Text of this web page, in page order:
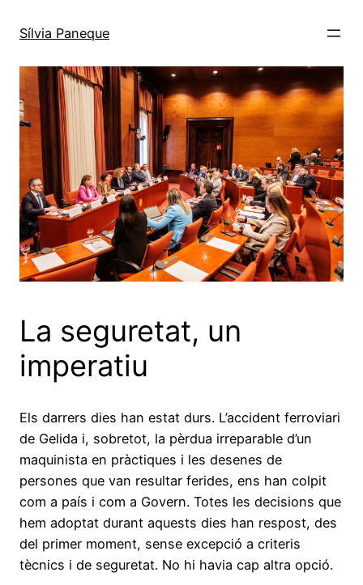
Sílvia Paneque
La seguretat, un
imperatiu
Els darrers dies han estat durs. L’accident ferroviari
de Gelida i, sobretot, la pèrdua irreparable d’un
maquinista en pràctiques i les desenes de
persones que van resultar ferides, ens han colpit
com a país i com a Govern. Totes les decisions que
hem adoptat durant aquests dies han respost, des
del primer moment, sense excepció a criteris
tècnics i de seguretat. No hi havia cap altra opció.